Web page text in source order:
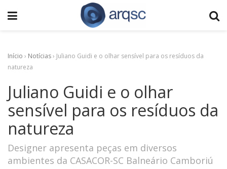
Início › Notícias› Juliano Guidi e o olhar sensível para os resíduos da
natureza
Juliano Guidi e o olhar
sensível para os resíduos da
natureza
Designer apresenta peças em diversos
ambientes da CASACOR-SC Balneário Camboriú